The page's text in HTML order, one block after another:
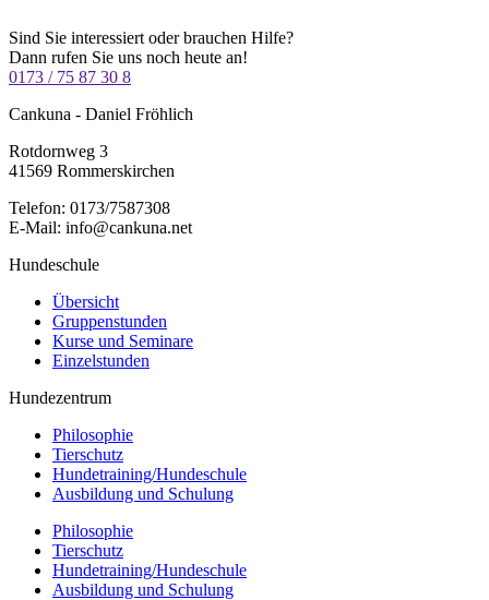
Sind Sie interessiert oder brauchen Hilfe?
Dann rufen Sie uns noch heute an!
0173 / 75 87 30 8
Cankuna - Daniel Fröhlich
Rotdornweg 3
41569 Rommerskirchen
Telefon: 0173/7587308
E-Mail: info@cankuna.net
Hundeschule
Übersicht
Gruppenstunden
Kurse und Seminare
Einzelstunden
Hundezentrum
Philosophie
Tierschutz
Hundetraining/Hundeschule
Ausbildung und Schulung
Philosophie
Tierschutz
Hundetraining/Hundeschule
Ausbildung und Schulung